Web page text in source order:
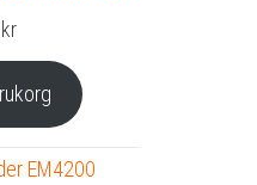
kr